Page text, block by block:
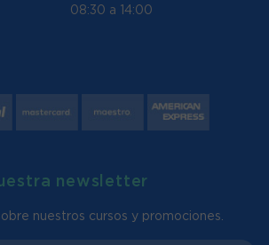
08:30 a 14:00
newsletter
nuestros cursos y promociones.